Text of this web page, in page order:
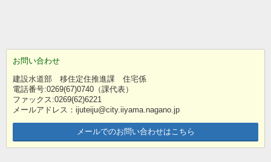
お問い合わせ
建設水道部 移住定住推進課 住宅係
電話番号:0269(67)0740（課代表）
ファックス:0269(62)6221
メールアドレス：ijuteiju@city.iiyama.nagano.jp
メールでのお問い合わせはこちら